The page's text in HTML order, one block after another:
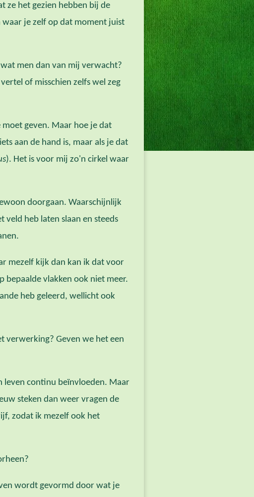
ze het gezien hebben bij de
je zelf op dat moment juist
men dan van mij verwacht?
of misschien zelfs wel zeg
geven. Maar hoe je dat
aan de hand is, maar als je dat
). Het is voor mij zo'n cirkel waar
doorgaan. Waarschijnlijk
heb laten slaan en steeds
mezelf kijk dan kan ik dat voor
bepaalde vlakken ook niet meer.
heb geleerd, wellicht ook
verwerking? Geven we het een
leven continu beïnvloeden. Maar
steken dan weer vragen de
zodat ik mezelf ook het
wordt gevormd door wat je